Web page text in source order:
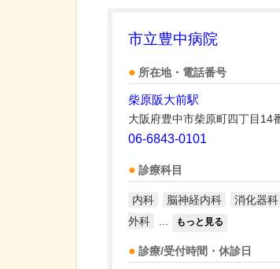
市立豊中病院
所在地・電話番号
柴原阪大前駅
大阪府豊中市柴原町四丁目14
06-6843-0101
診療科目
内科 脳神経内科 消化器科
外科
もっと見る
診療/受付時間・休診日